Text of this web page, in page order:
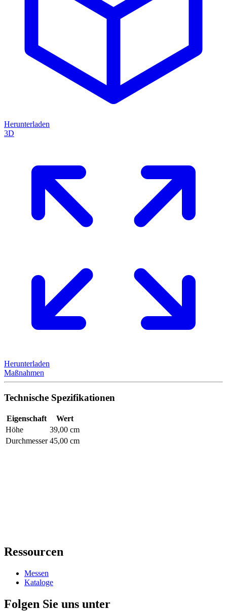
Herunterladen
3D
Herunterladen
Maßnahmen
Technische Spezifikationen
Eigenschaft
Wert
Höhe
39,00 cm
Durchmesser 45,00 cm
Ressourcen
Messen
Kataloge
Folgen Sie uns unter